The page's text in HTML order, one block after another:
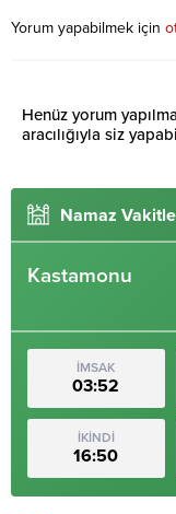
Yorum yapabilmek için
Henüz yorum
aracılığıyla siz
Namaz
Kastamonu
İMSAK
03:52
İKİNDİ
16:50